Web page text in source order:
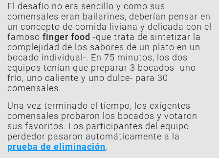
El desafío no era sencillo y como sus
comensales eran bailarines, deberían pensar en
un concepto de comida liviana y delicada con el
famoso finger food -que trata de sintetizar la
complejidad de los sabores de un plato en un
bocado individual-. En 75 minutos, los dos
equipos tenían que preparar 3 bocados -uno
frío, uno caliente y uno dulce- para 30
comensales.
Una vez terminado el tiempo, los exigentes
comensales probaron los bocados y votaron
sus favoritos. Los participantes del equipo
perdedor pasaron automáticamente a la
prueba de eliminación.